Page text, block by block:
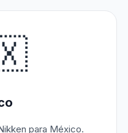
para México.